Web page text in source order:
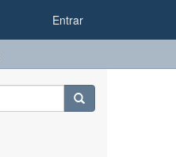
Entrar